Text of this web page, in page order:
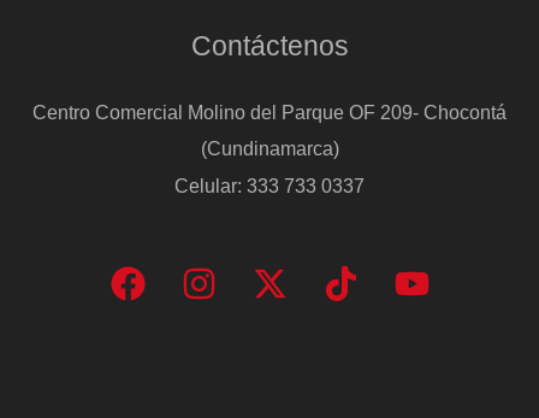
Contáctenos
Centro Comercial Molino del Parque OF 209- Chocontá
(Cundinamarca)
Celular: 333 733 0337